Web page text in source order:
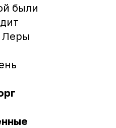
были
Леры